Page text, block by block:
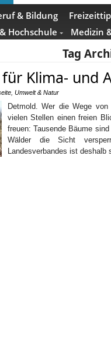
& Bildung
Hochschule
Medizin
Tag
Klima- und
Umwelt & Natur
Detmold. Wer die Wege
vielen Stellen einen freien
freuen: Tausende Bäume
Wälder die Sicht
Landesverbandes ist